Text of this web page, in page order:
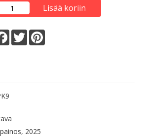
Lisää koriin
Facebook
Twitter
2025